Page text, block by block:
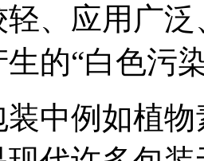
、应用广
生的“白色污
中例如植